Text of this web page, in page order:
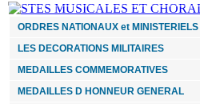
ORDRES NATIONAUX et MINISTERIELS
LES DECORATIONS MILITAIRES
MEDAILLES COMMEMORATIVES
MEDAILLES D HONNEUR GENERAL
12.00 €
DIXMUDE PALMES ACADEMIQUES Chevalier